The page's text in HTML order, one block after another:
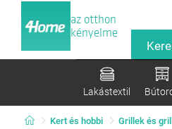
az otthon
kényelme
Lakástextil
Kert és hobbi Grillek és